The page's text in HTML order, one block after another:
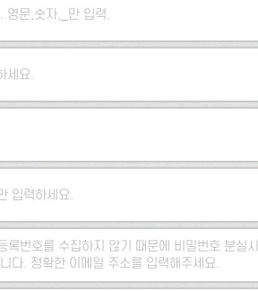
영문,숫자,_만 입력.
세요.
세요.
입력하세요.
록번호를 수집하지 않기 때문에 비밀번호 분실
다. 정확한 이메일 주소를 입력해주세요.